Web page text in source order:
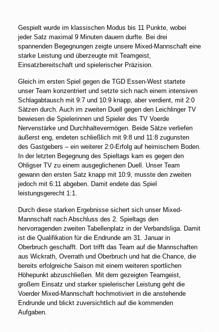
Gespielt wurde im klassischen Modus bis 11 Punkte, wobei
jeder Satz maximal 9 Minuten dauern durfte. Bei drei
spannenden Begegnungen zeigte unsere Mixed-Mannschaft eine
starke Leistung und überzeugte mit Teamgeist,
Einsatzbereitschaft und spielerischer Präzision.
Gleich im ersten Spiel gegen die TGD Essen-West startete
unser Team konzentriert und setzte sich nach einem intensiven
Schlagabtausch mit 9:7 und 10:9 knapp, aber verdient, mit 2:0
Sätzen durch. Auch im zweiten Duell gegen den Leichlinger TV
bewiesen die Spielerinnen und Spieler des TV Voerde
Nervenstärke und Durchhaltevermögen. Beide Sätze verliefen
äußerst eng, endeten schließlich mit 9:8 und 11:8 zugunsten
des Gastgebers – ein weiterer 2:0-Erfolg auf heimischem Boden.
In der letzten Begegnung des Spieltags kam es gegen den
Ohligser TV zu einem ausgeglichenen Duell. Unser Team
gewann den ersten Satz knapp mit 10:9, musste den zweiten
jedoch mit 6:11 abgeben. Damit endete das Spiel
leistungsgerecht 1:1.
Durch diese starken Ergebnisse sichert sich unser Mixed-
Mannschaft nach Abschluss des 2. Spieltags den
hervorragenden zweiten Tabellenplatz in der Verbandsliga. Damit
ist die Qualifikation für die Endrunde am 31. Januar in
Oberbruch geschafft. Dort trifft das Team auf die Mannschaften
aus Wickrath, Overrath und Oberbruch und hat die Chance, die
bereits erfolgreiche Saison mit einem weiteren sportlichen
Höhepunkt abzuschließen. Mit dem gezeigten Teamgeist,
großem Einsatz und starker spielerischer Leistung geht die
Voerder Mixed-Mannschaft hochmotiviert in die anstehende
Endrunde und blickt zuversichtlich auf die kommenden
Aufgaben.